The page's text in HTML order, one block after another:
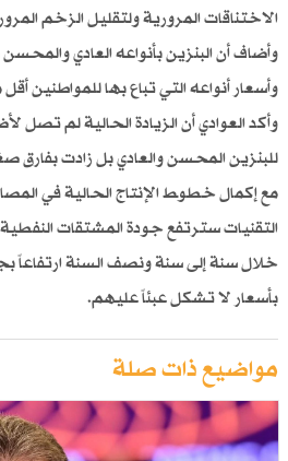
الاختناقات المرورية ولتقليل الزخم
وأضاف أن البنزين بأنواعه العادي
وأسعار أنواعه التي تباع بها للمواطنين
وأكد العوادي أن الزيادة الحالية لم تصل
للبنزين المحسن والعادي بل زادت بفارق
مع إكمال خطوط الإنتاج الحالية في
التقنيات سترتفع جودة المشتقات
خلال سنة إلى سنة ونصف السنة ارتفاعاً
بأسعار لا تشكل عبئاً عليهم.
مواضيع ذات صلة